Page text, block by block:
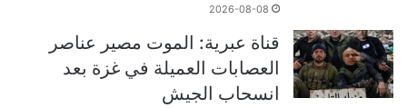
2026-08-08
قناة عبرية: الموت مصير عناصر
العصابات العميلة في غزة بعد
انسحاب الجيش